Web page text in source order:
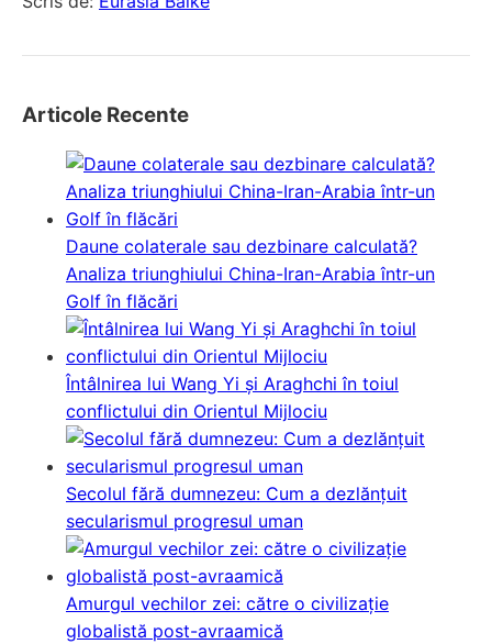
Articole Recente
Daune colaterale sau dezbinare calculată?
Analiza triunghiului China-Iran-Arabia într-un
Golf în flăcări
Întâlnirea lui Wang Yi și Araghchi în toiul
conflictului din Orientul Mijlociu
Secolul fără dumnezeu: Cum a dezlănțuit
secularismul progresul uman
Amurgul vechilor zei: către o civilizație
globalistă post-avraamică